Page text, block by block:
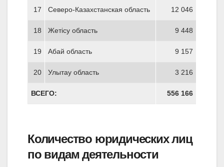
17 Северо-Казахстанская область 12 046
18 Жетiсу область 9 448
19 Абай область 9 157
20 Улытау область 3 216
ВСЕГО: 556 166
Количество юридических лиц
по видам деятельности